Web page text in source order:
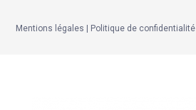
Mentions légales Politique de confidentialité